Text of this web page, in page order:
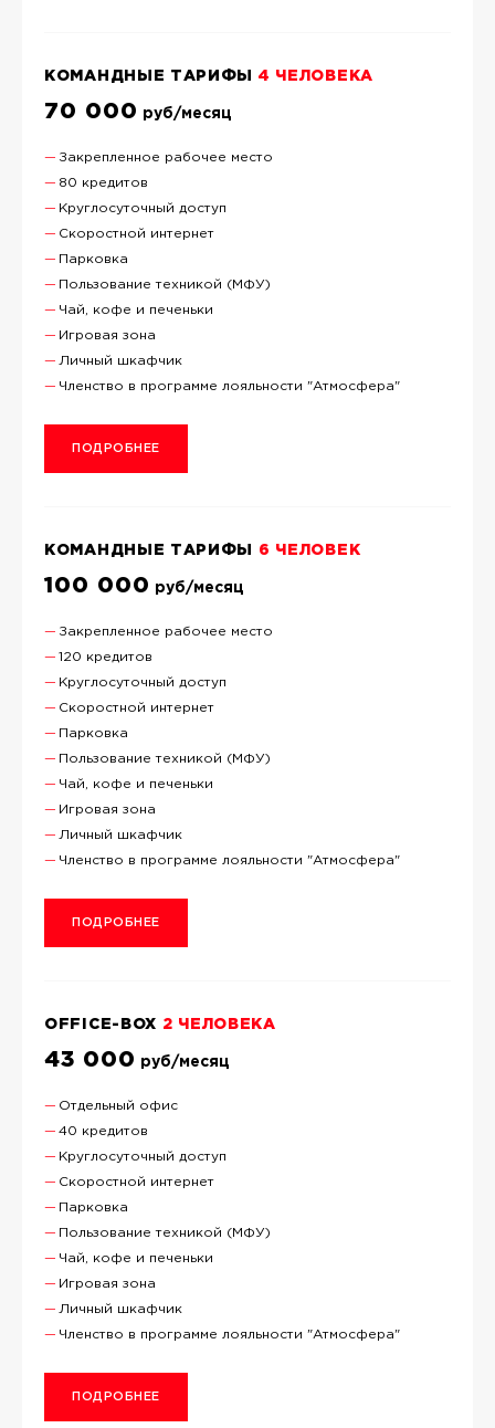
КОМАНДНЫЕ ТАРИФЫ 4 ЧЕЛОВЕКА
70 000 руб/месяц
Закрепленное рабочее место
80 кредитов
Круглосуточный доступ
Скоростной интернет
Парковка
Пользование техникой (МФУ)
Чай, кофе и печеньки
Игровая зона
Личный шкафчик
Членство в программе лояльности "Атмосфера"
ПОДРОБНЕЕ
КОМАНДНЫЕ ТАРИФЫ 6 ЧЕЛОВЕК
100 000 руб/месяц
Закрепленное рабочее место
120 кредитов
Круглосуточный доступ
Скоростной интернет
Парковка
Пользование техникой (МФУ)
Чай, кофе и печеньки
Игровая зона
Личный шкафчик
Членство в программе лояльности "Атмосфера"
ПОДРОБНЕЕ
OFFICE-BOX 2 ЧЕЛОВЕКА
43 000 руб/месяц
Отдельный офис
40 кредитов
Круглосуточный доступ
Скоростной интернет
Парковка
Пользование техникой (МФУ)
Чай, кофе и печеньки
Игровая зона
Личный шкафчик
Членство в программе лояльности "Атмосфера"
ПОДРОБНЕЕ